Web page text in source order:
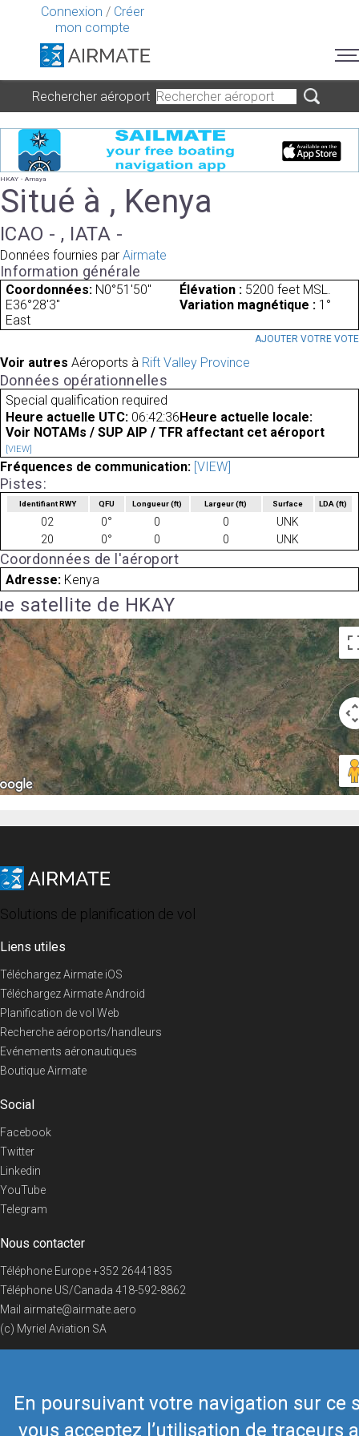
Connexion / Créer
mon compte
En poursuivant votre navigation sur ce
vous acceptez l’utilisation de traceurs
Rechercher aéroport
HKAY - Amaya
Situé à , Kenya
ICAO - , IATA -
Données fournies par Airmate
Information générale
Coordonnées: N0°51'50"
E36°28'3"
Élévation : 5200 feet MSL.
Variation magnétique : 1°
East
AJOUTER VOTRE VOTE
Voir autres Aéroports à Rift Valley Province
Données opérationnelles
Special qualification required
Heure actuelle UTC: 06:42:36 Heure actuelle locale:
Voir NOTAMs / SUP AIP / TFR affectant cet aéroport
[VIEW]
Fréquences de communication: [VIEW]
Pistes:
Identifiant RWY QFU Longueur(ft) Largeur(ft) Surface LDA(ft)
02 0° 0 0
UNK
20
0° 0 0 UNK
Coordonnées de l'aéroport
Adresse: Kenya
satellite de HKAY
Solutions de planification de vol
Liens utiles
Téléchargez Airmate iOS
Téléchargez Airmate Android
Planification de vol Web
Recherche aéroports/handleurs
Evénements aéronautiques
Boutique Airmate
Social
Facebook
Twitter
Linkedin
YouTube
Telegram
Nous contacter
Téléphone Europe+352 26441835
Téléphone US/Canada 418-592-8862
Mail airmate@airmate.aero
(c) Myriel Aviation SA
© 2019 Airmate - Conditions d'utilisation -Vie privée Back to top